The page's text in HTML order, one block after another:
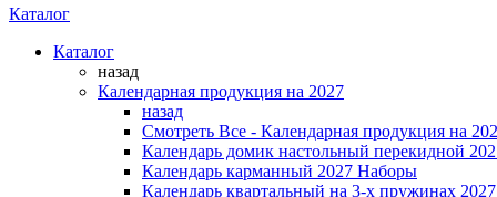
Каталог
Каталог
назад
Календарная продукция на 2027
назад
Смотреть Все - Календарная продукция на
Календарь домик настольный перекидной
Календарь карманный 2027 Наборы
Календарь квартальный на 3-х пружинах 2027